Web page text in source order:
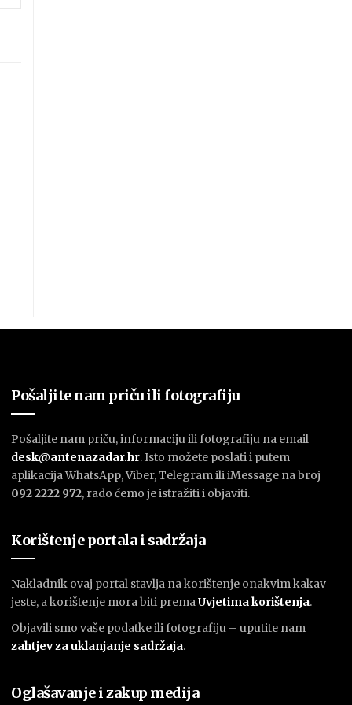
Pošaljite nam priču ili fotografiju
Pošaljite nam priču, informaciju ili fotografiju na email
desk@antenazadar.hr. Isto možete poslati i putem
aplikacija WhatsApp, Viber, Telegram ili iMessage na broj
092 2222 972, rado ćemo je istražiti i objaviti.
Korištenje portala i sadržaja
Nakladnik ovaj portal stavlja na korištenje onakvim kakav
jeste, a korištenje mora biti premaUvjetima korištenja.
Objavili smo vaše podatke ili fotografiju – uputite nam
zahtjev za uklanjanje sadržaja.
Oglašavanje i zakup medija